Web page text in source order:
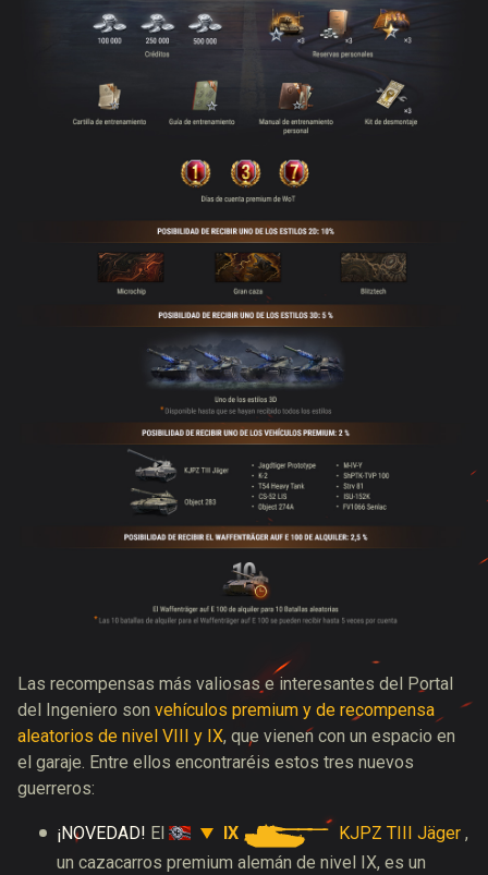
Las recompensas más valiosas e interesantes del Portal
del Ingeniero son vehículos premium y de recompensa
aleatorios de nivel VIII y IX, que vienen con un espacio en
el garaje. Entre ellos encontraréis estos tres nuevos
guerreros:
¡NOVEDAD! El IX KJPZ TIII Jäger ,
un cazacarros premium alemán de nivel IX, es un